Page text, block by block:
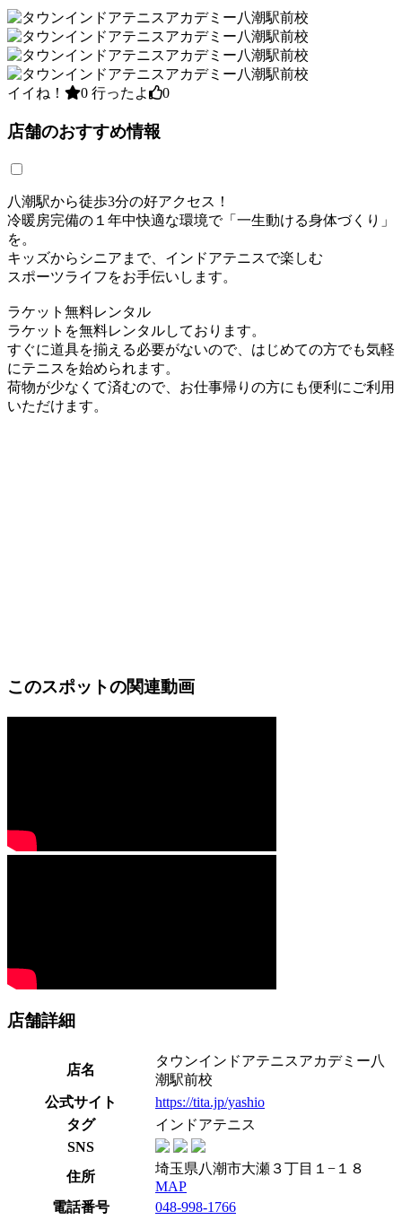
イイね！ 0 行ったよ 0
店舗のおすすめ情報
八潮駅から徒歩3分の好アクセス！
冷暖房完備の１年中快適な環境で「一生動ける身体づくり」
を。
キッズからシニアまで、インドアテニスで楽しむ
スポーツライフをお手伝いします。
ラケット無料レンタル
ラケットを無料レンタルしております。
すぐに道具を揃える必要がないので、はじめての方でも気軽
にテニスを始められます。
荷物が少なくて済むので、お仕事帰りの方にも便利にご利用
いただけます。
このスポットの関連動画
店舗詳細
店名
タウンインドアテニスアカデミー八
潮駅前校
公式サイト
https://tita.jp/yashio
タグ
インドアテニス
SNS
住所
埼玉県八潮市大瀬３丁目１−１８
MAP
電話番号
048-998-1766